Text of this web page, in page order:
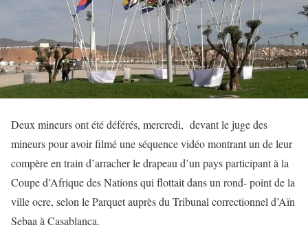
Deux mineurs ont été déférés, mercredi, devant le juge des
mineurs pour avoir filmé une séquence vidéo montrant un de leur
compère en train d’arracher le drapeau d’un pays participant à la
Coupe d’Afrique des Nations qui flottait dans un rond- point de la
ville ocre, selon le Parquet auprès du Tribunal correctionnel d’Aïn
Sebaa à Casablanca.